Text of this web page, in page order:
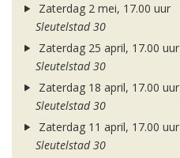
Zaterdag 2 mei, 17.00 uur
Sleutelstad 30
Zaterdag 25 april, 17.00 uur
Sleutelstad 30
Zaterdag 18 april, 17.00 uur
Sleutelstad 30
Zaterdag 11 april, 17.00 uur
Sleutelstad 30